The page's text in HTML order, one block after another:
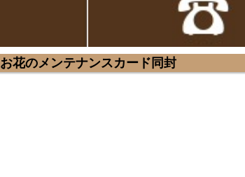
お花のメンテナンスカード同封